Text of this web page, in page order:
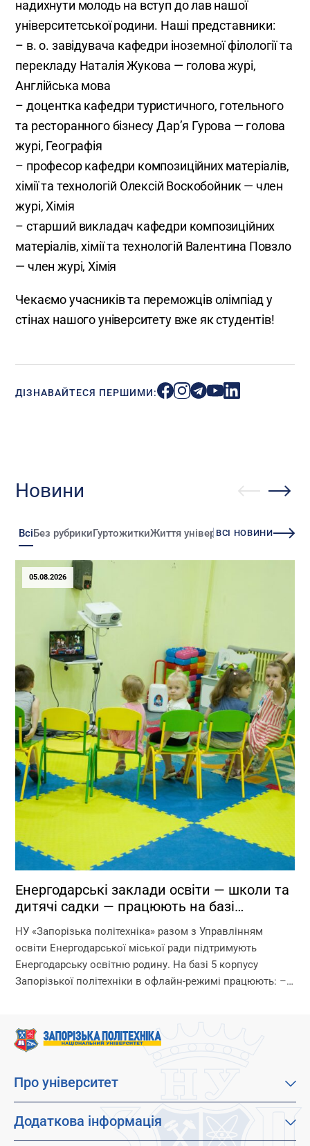
надихнути молодь на вступ до лав нашої
університетської родини. Наші представники:
– в. о. завідувача кафедри іноземної філології та
перекладу Наталія Жукова — голова журі,
Англійська мова
– доцентка кафедри туристичного, готельного
та ресторанного бізнесу Дар’я Гурова — голова
журі, Географія
– професор кафедри композиційних матеріалів,
хімії та технологій Олексій Воскобойник — член
журі, Хімія
– старший викладач кафедри композиційних
матеріалів, хімії та технологій Валентина Повзло
— член журі, Хімія
Чекаємо учасників та переможців олімпіад у
стінах нашого університету вже як студентів!
ДІЗНАВАЙТЕСЯ ПЕРШИМИ:
Новини
ВсіБез рубрикиГуртожиткиЖиття університетуЗміни
ВСІ НОВИНИ
05.08.2026
Енергодарські заклади освіти — школи та
дитячі садки — працюють на базі
НУ «Запорізька політехніка» разом з Управлінням
освіти Енергодарської міської ради підтримують
Енергодарську освітню родину. На базі 5 корпусу
Запорізької політехніки в офлайн-режимі працюють: –
Про університет
Місія, візія та цінності
Додаткова інформація